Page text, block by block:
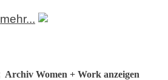
mehr...
Archiv Women + Work anzeigen